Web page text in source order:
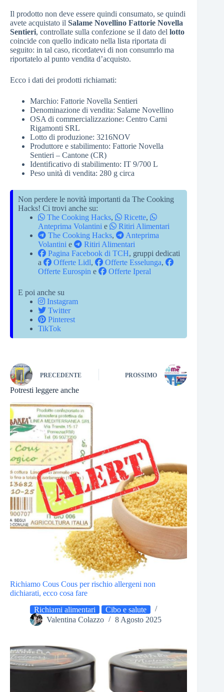
Il prodotto non deve essere quindi consumato, se quindi
avete acquistato il Salame Novellino Fattorie Novella
Sentieri, controllate sulla confezione se il dato del lotto
coincide con quello indicato nella lista riportata di
seguito: in tal caso, ricordatevi di non consumrlo ma
riportatelo al punto vendita d’acquisto.
Ecco i dati dei prodotti richiamati:
Marchio: Fattorie Novella Sentieri
Denominazione di vendita: Salame Novellino
OSA di commercializzazione: Centro Carni
Rigamonti SRL
Lotto di produzione: 3216NOV
Produttore e stabilimento: Fattorie Novella
Sentieri – Cantone (CR)
Identificativo di stabilimento: IT 9/700 L
Peso unità di vendita: 280 g circa
Non perdere le novità importanti da The Cooking
Hacks! Ci trovi anche su:
The Cooking Hacks, Ricette,
Anteprima Volantini e
Ritiri Alimentari
The Cooking Hacks,
Anteprima
Volantini e
Ritiri Alimentari
Pagina Facebook di TCH, gruppi dedicati
a
Offerte Lidl, Offerte Esselunga,
Offerte Eurospin e Offerte Iperal
E poi anche su
Instagram
Twitter
Pinterest
TikTok
PRECEDENTE PROSSIMO
Potresti leggere anche
Richiamo Cous Cous per rischio allergeni non
dichiarati, ecco cosa fare
Richiami alimentari
Cibo e salute
Valentina Colazzo
8 Agosto 2025